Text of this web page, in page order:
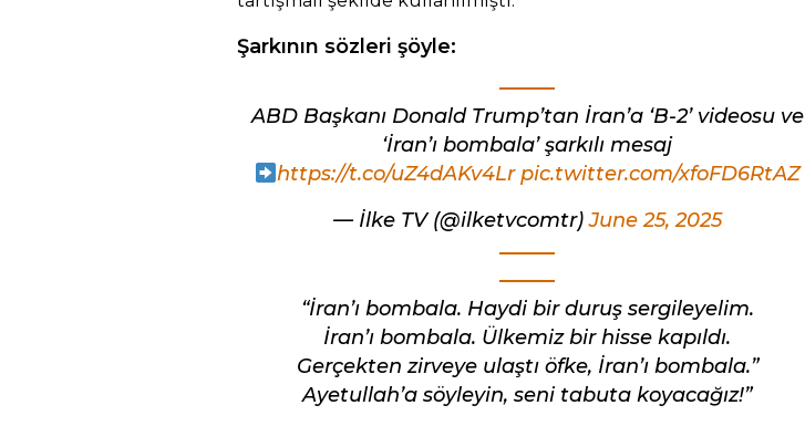
Şarkının sözleri şöyle:
ABD Başkanı Donald Trump’tan İran’a ‘B-2’ videosu ve
‘İran’ı bombala’ şarkılı mesaj
https://t.co/uZ4dAKv4Lr pic.twitter.com/xfoFD6RtAZ
— İlke TV (@ilketvcomtr)June 25, 2025
“İran’ı bombala. Haydi bir duruş sergileyelim.
İran’ı bombala. Ülkemiz bir hisse kapıldı.
Gerçekten zirveye ulaştı öfke, İran’ı bombala.”
Ayetullah’a söyleyin, seni tabuta koyacağız!”